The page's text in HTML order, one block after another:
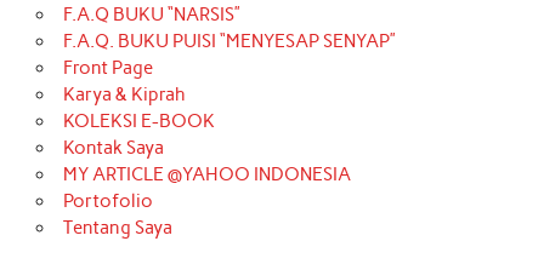
F.A.Q BUKU “NARSIS”
F.A.Q. BUKU PUISI “MENYESAP SENYAP”
Front Page
Karya & Kiprah
KOLEKSI E-BOOK
Kontak Saya
MY ARTICLE @YAHOO INDONESIA
Portofolio
Tentang Saya